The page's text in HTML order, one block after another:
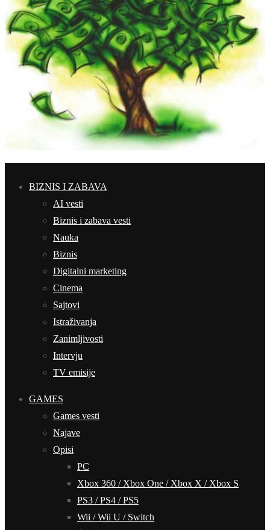
BIZNIS I ZABAVA
AI vesti
Biznis i zabava vesti
Nauka
Biznis
Digitalni marketing
Cinema
Sajtovi
Istraživanja
Zanimljivosti
Intervju
TV emisije
GAMES
Games vesti
Najave
Opisi
PC
Xbox 360 / Xbox One / Xbox X / Xbox S
PS3 / PS4 / PS5
Wii / Wii U / Switch